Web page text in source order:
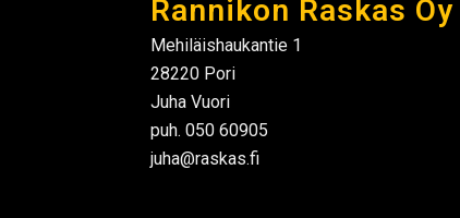
Rannikon Raskas Oy
Mehiläishaukantie 1
28220 Pori
Juha Vuori
puh. 050 60905
juha@raskas.fi